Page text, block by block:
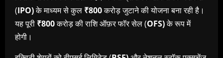
(IPO)के माध्यम से कुल ₹800करोड़ जुटाने की योजना बना रही है।
यह पूरी ₹800करोड़ की राशि ऑफ़र फॉर सेल (OFS)के रूप में
होगी।